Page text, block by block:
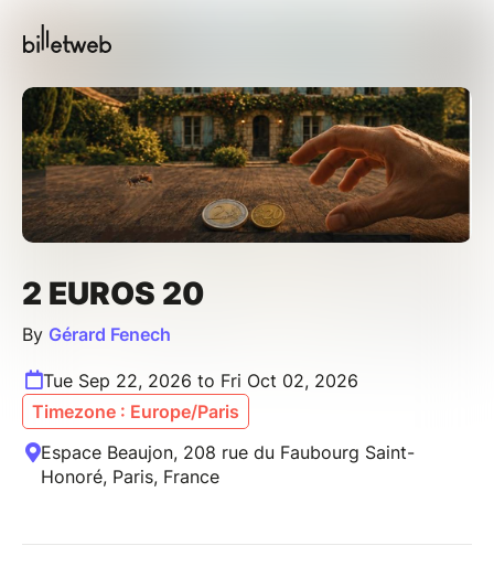
2 EUROS 20
By Gérard Fenech
Tue Sep 22, 2026 to Fri Oct 02, 2026
Timezone : Europe/Paris
Espace Beaujon, 208 rue du Faubourg Saint-
Honoré, Paris, France